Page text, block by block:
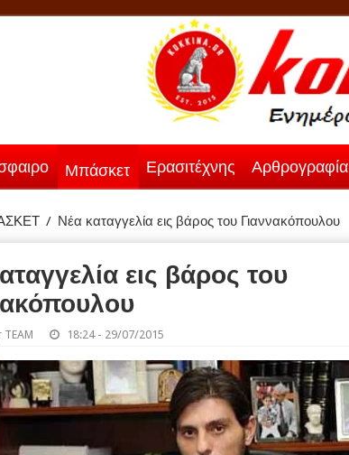
Μπάσκετ Ερασιτέχνης Αρθρογραφία
/ Νέα καταγγελία εις βάρος του Γιαννακόπουλου
εις βάρος του
TEAM 18:24 - 29/07/2015